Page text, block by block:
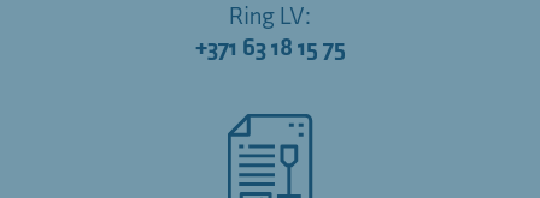
Ring LV:
+371 63 18 15 75